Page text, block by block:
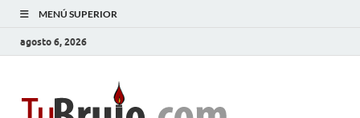
MENÚ SUPERIOR
agosto 6, 2026